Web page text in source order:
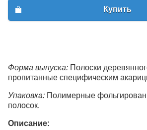
Купить
Форма выпуска: Полоски
пропитанные специфическим
Упаковка: Полимерные
полосок.
Описание: